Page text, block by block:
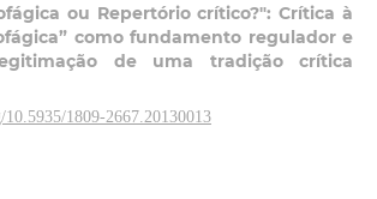
ou Repertório crítico?": Crítica à
como fundamento regulador e
de uma tradição crítica
1809-2667.20130013